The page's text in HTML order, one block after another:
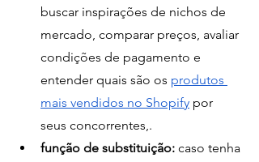
buscar inspirações de nichos de
mercado, comparar preços, avaliar
condições de pagamento e
entender quais são os produtos
mais vendidos no Shopify por
seus concorrentes,.
função de substituição: caso tenha